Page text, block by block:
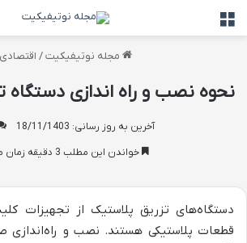
مجله نوتیفیکیت/ اقتصادی
نحوه نصب و راه اندازی دستگاه
آخرین به روز رسانی: 18/11/1403
خواندن این مطلب 3 دقیقه زمان میبرد
دستگاه‌های تزریق پلاستیک از تجهیزات
قطعات پلاستیکی هستند. نصب و راه‌اندازی